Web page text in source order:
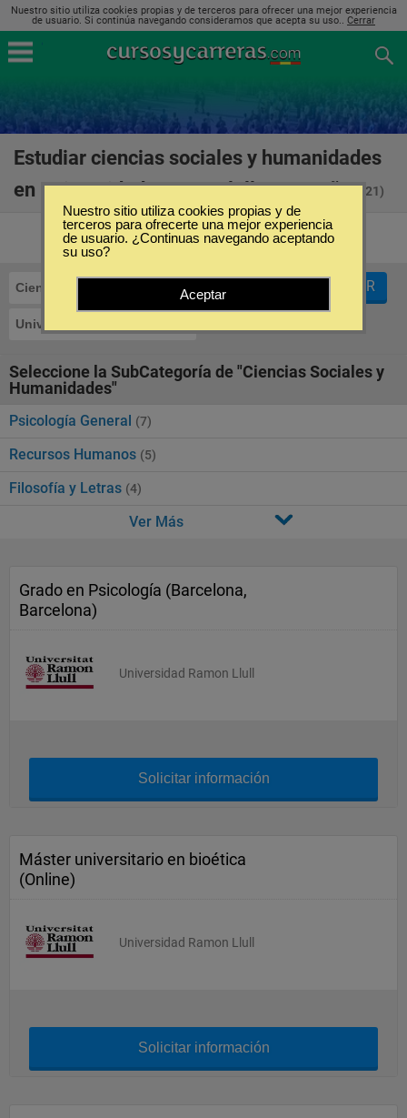
Nuestro sitio utiliza cookies propias y de terceros para ofrecer una mejor experiencia
de usuario. Si continúa navegando consideramos que acepta su uso.. Cerrar
Estudiar ciencias sociales y humanidades
en Universidad Ramon Llull en España
(21)
Ciencias Sociales y Humanidades
Universidad Ramon Llull
FILTRAR
Seleccione la SubCategoría de "Ciencias Sociales y
Humanidades"
Psicología General (7)
Recursos Humanos (5)
Filosofía y Letras (4)
Ver Más
Grado en Psicología (Barcelona,
Barcelona)
Universidad Ramon Llull
Solicitar información
Máster universitario en bioética
(Online)
Universidad Ramon Llull
Solicitar información
Nuestro sitio utiliza cookies propias y de
terceros para ofrecerte una mejor experiencia
de usuario. ¿Continuas navegando aceptando
su uso?
Aceptar